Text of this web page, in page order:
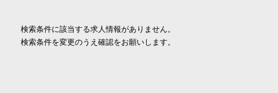
検索条件に該当する求人情報がありません。
検索条件を変更のうえ確認をお願いします。